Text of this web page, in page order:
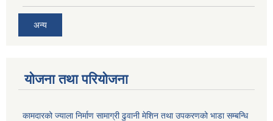
अन्य
योजना तथा परियोजना
कामदारको ज्याला निर्माण सामाग्री ढुवानी मेशिन तथा उपकरणको भाडा सम्बन्धि